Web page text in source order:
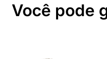
Você pode